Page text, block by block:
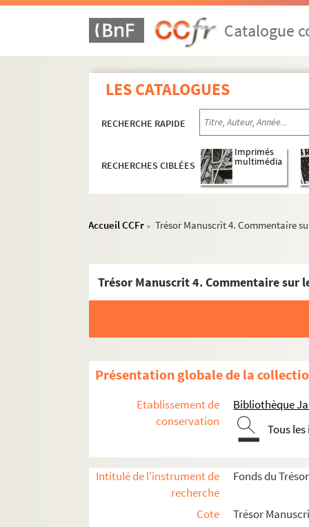
Catalogue
LES CATALOGUES
RECHERCHE RAPIDE
RECHERCHES CIBLÉES
Imprimés
multimédia
Accueil CCFr > Trésor Manuscrit 4. Commentaire
Trésor Manuscrit 4. Commentaire sur
Présentation globale de la
Etablissement de
conservation
Bibliothèque
Tous
Intitulé de l'instrument de
recherche
Fonds du
Cote
Trésor